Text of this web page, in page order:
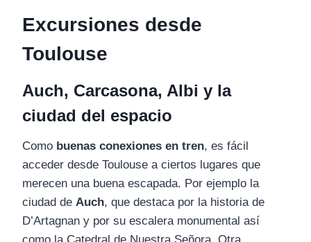
Excursiones desde
Toulouse
Auch, Carcasona, Albi y la
ciudad del espacio
Como buenas conexiones en tren, es fácil
acceder desde Toulouse a ciertos lugares que
merecen una buena escapada. Por ejemplo la
ciudad de Auch, que destaca por la historia de
D’Artagnan y por su escalera monumental así